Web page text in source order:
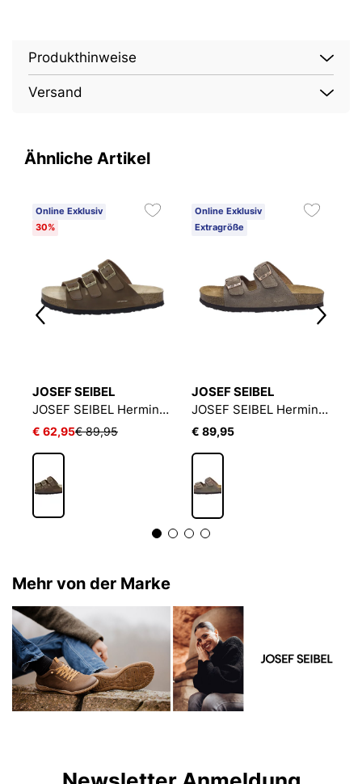
Produkthinweise
Versand
Ähnliche Artikel
Online Exklusiv
30%
JOSEF SEIBEL
JOSEF SEIBEL Hermine 05 | Sandale für Damen | Braun
€ 62,95€ 89,95
Online Exklusiv
Extragröße
JOSEF SEIBEL
JOSEF SEIBEL Hermine 06 | Sandale für Damen | Beige
€ 89,95
Mehr von der Marke